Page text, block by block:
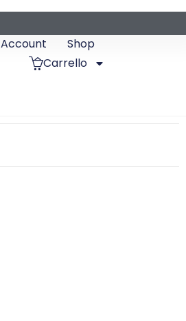
Account
Shop
Carrello